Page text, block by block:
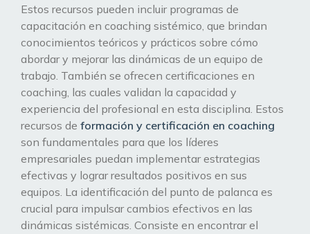
Estos recursos pueden incluir programas de
capacitación en coaching sistémico, que brindan
conocimientos teóricos y prácticos sobre cómo
abordar y mejorar las dinámicas de un equipo de
trabajo. También se ofrecen certificaciones en
coaching, las cuales validan la capacidad y
experiencia del profesional en esta disciplina. Estos
recursos de formación y certificación en coaching
son fundamentales para que los líderes
empresariales puedan implementar estrategias
efectivas y lograr resultados positivos en sus
equipos. La identificación del punto de palanca es
crucial para impulsar cambios efectivos en las
dinámicas sistémicas. Consiste en encontrar el